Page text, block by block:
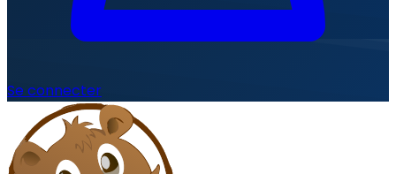
Se connecter